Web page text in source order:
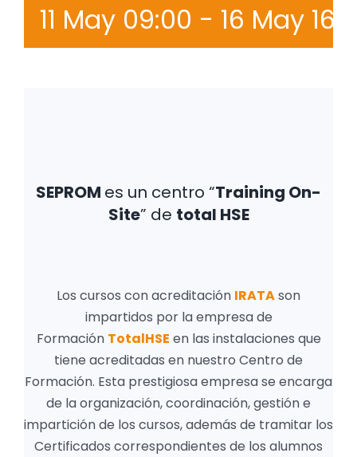
11 May 09:00 - 16 May
SEPROM es un centro “Training On-
Site” de total HSE
Los cursos con acreditación IRATAson
impartidos por la empresa de
Formación TotalHSE en las instalaciones que
tiene acreditadas en nuestro Centro de
Formación. Esta prestigiosa empresa se encarga
de la organización, coordinación, gestión e
impartición de los cursos, además de tramitar los
Certificados correspondientes de los alumnos